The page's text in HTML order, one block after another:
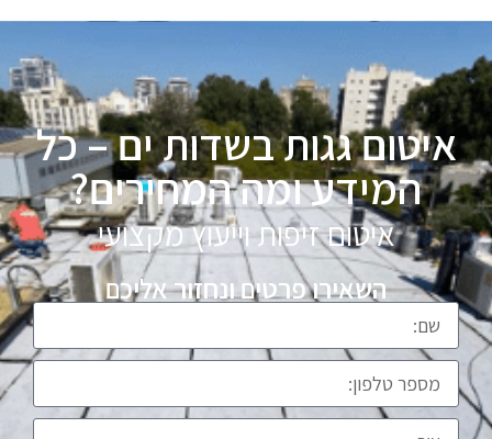
איטום גגות בשדות ים – כל
המידע ומה המחירים?
איטום זיפות וייעוץ מקצועי
השאירו פרטים ונחזור אליכם